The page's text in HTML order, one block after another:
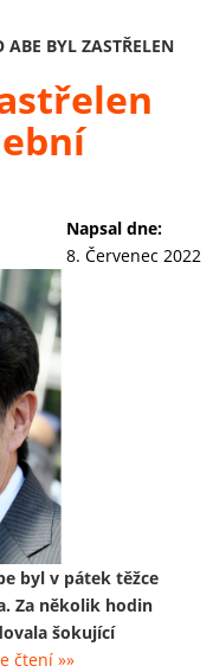
ABE BYL ZASTŘELEN
Napsal dne:
8. Červenec 2022
byl v pátek těžce
Za několik hodin
šokující
čtení »»